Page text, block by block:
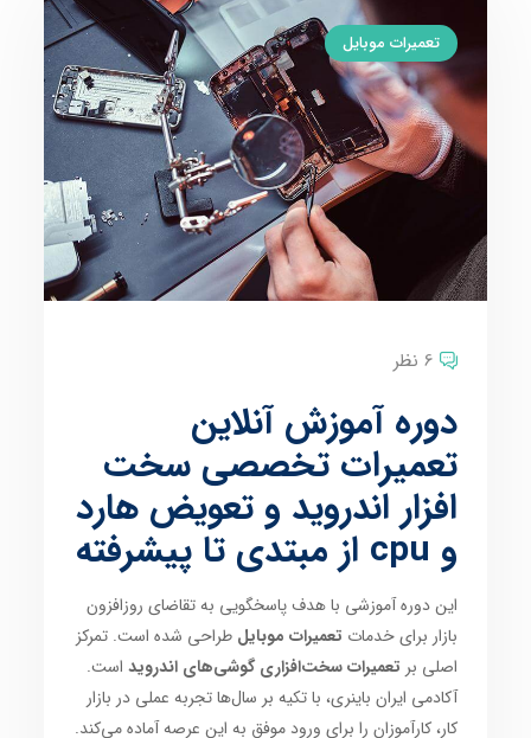
تعمیرات موبایل
6 نظر
دوره آموزش آنلاین
تعمیرات تخصصی سخت
افزار اندروید و تعویض هارد
و cpu از مبتدی تا پیشرفته
این دوره آموزشی با هدف پاسخگویی به تقاضای روزافزون
بازار برای خدمات تعمیرات موبایل طراحی شده است. تمرکز
اصلی بر تعمیرات سخت‌افزاری گوشی‌های اندروید است.
آکادمی ایران باینری، با تکیه بر سال‌ها تجربه عملی در بازار
کار، کارآموزان را برای ورود موفق به این عرصه آماده می‌کند.